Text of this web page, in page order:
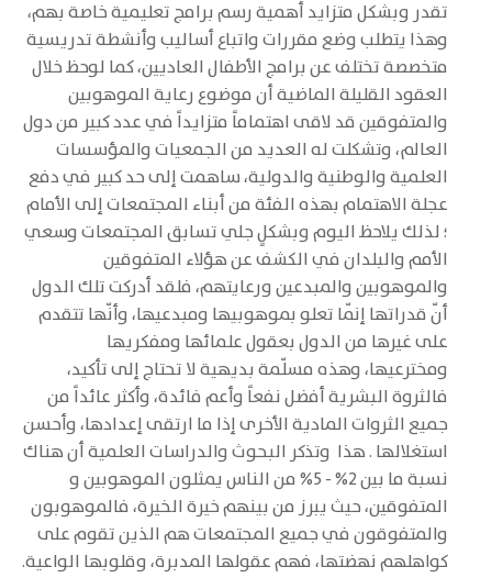
تقدر وبشكل متزايد أهمية رسم برامج تعليمية خاصة بهم،
وهذا يتطلب وضع مقررات واتباع أساليب وأنشطة تدريسية
متخصصة تختلف عن برامج الأطفال العاديين، كما لوحظ خلال
العقود القليلة الماضية أن موضوع رعاية الموهوبين
والمتفوقين قد لاقى اهتماماً متزايداً في عدد كبير من دول
العالم، وتشكلت له العديد من الجمعيات والمؤسسات
العلمية والوطنية والدولية، ساهمت إلى حد كبير في دفع
عجلة الاهتمام بهذه الفئة من أبناء المجتمعات إلى الأمام
؛ لذلك يلاحظ اليوم وبشكلٍ جلي تسابق المجتمعات وسعي
الأمم والبلدان في الكشف عن هؤلاء المتفوقين
والموهوبين والمبدعين ورعايتهم، فلقد أدركت تلك الدول
أنّ قدراتها إنّما تعلو بموهوبيها ومبدعيها، وأنّها تتقدم
على غيرها من الدول بعقول علمائها ومفكريها
ومخترعيها، وهذه مسلّمة بديهية لا تحتاج إلى تأكيد،
فالثروة البشرية أفضل نفعاً وأعم فائدة، وأكثر عائداً من
جميع الثروات المادية الأخرى إذا ما ارتقى إعدادها، وأحسن
استغلالها . هذا وتذكر البحوث والدراسات العلمية أن هناك
نسبة ما بين 2% - 5% من الناس يمثلون الموهوبين و
المتفوقين، حيث يبرز من بينهم خيرة الخيرة، فالموهوبون
والمتفوقون في جميع المجتمعات هم الذين تقوم على
كواهلهم نهضتها، فهم عقولها المدبرة، وقلوبها الواعية.